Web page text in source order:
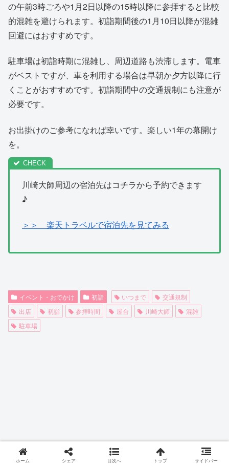
の午前3時ごろや1月2日以降の15時以降に参拝すると比較
的混雑を避けられます。初詣期間後の1月10日以降が混雑
回避にはおすすめです。
駐車場は初詣時期に混雑し、周辺道路も渋滞します。電車
がベストですが、車を利用する場合は早朝か夕方以降に行
くことがおすすめです。初詣期間中の交通規制にも注意が
必要です。
お出掛けのご参考になれば幸いです。楽しい1年の幕開け
を。
川崎大師周辺の宿泊先はコチラから予約できます
♪
＞＞ 楽天トラベルで宿泊先を見てみる
イベント・おでかけ 初詣 いつまで
交通規制
出店
初詣 参拝時間 屋台 川崎大師
混雑
駐車場
ホーム シェア 目次へ トップ サイドバー